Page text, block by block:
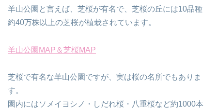
羊山公園と言えば、芝桜が有名で、芝桜の丘には10品種
約40万株以上の芝桜が植栽されています。
羊山公園MAP＆芝桜MAP
芝桜で有名な羊山公園ですが、実は桜の名所でもありま
す。
園内にはソメイヨシノ・しだれ桜・八重桜など約1000本